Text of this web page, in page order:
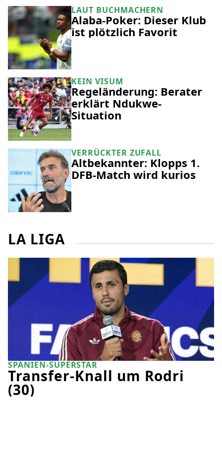
LAUT BUCHMACHERN
Alaba-Poker: Dieser Klub
ist plötzlich Favorit
KEIN VISUM
Regeländerung: Berater
erklärt Ndukwe-
Situation
VERRÜCKTER ZUFALL
Altbekannter: Klopps 1.
DFB-Match wird kurios
LA LIGA
SPANIEN-SUPERSTAR
Transfer-Knall um Rodri
(30)